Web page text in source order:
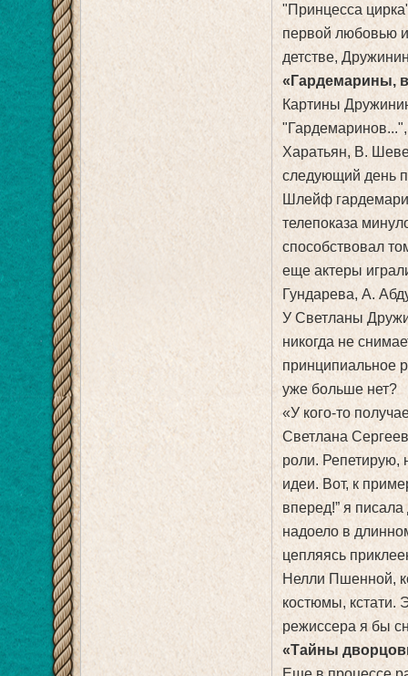
"Принцесса
первой любовью
детстве,
«Гардемарины,
Картины
Харатьян, В.
следующий день
Шлейф
телепоказа
способствовал
еще актеры
Гундарева, А.
У Светланы
никогда не
принципиальное
уже больше нет?
«У кого-то
Светлана
роли. Репетирую,
идеи. Вот, к
вперед!” я
надоело в
цепляясь
Нелли Пшенной,
костюмы, кстати.
режиссера я бы
«Тайны